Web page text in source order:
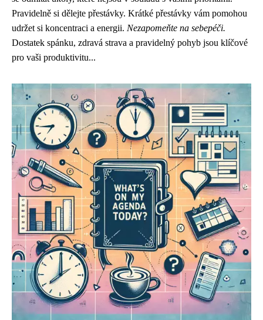
Pravidelně si dělejte přestávky. Krátké přestávky vám pomohou
udržet si koncentraci a energii. Nezapomeňte na sebepéči.
Dostatek spánku, zdravá strava a pravidelný pohyb jsou klíčové
pro vaši produktivitu...